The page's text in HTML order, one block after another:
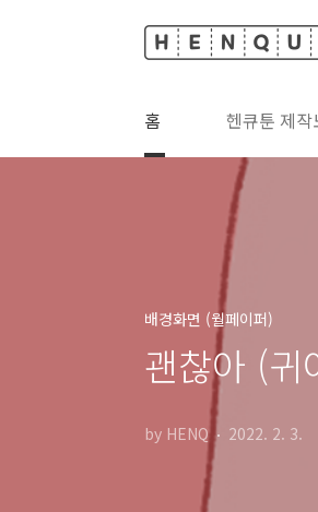
홈 헨큐툰 제작
배경화면 (월페이퍼)
괜찮아 (귀
by HENQ 2022. 2. 3.